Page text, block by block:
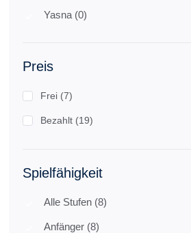
Yasna (0)
Preis
Frei (7)
Bezahlt (19)
Spielfähigkeit
Alle Stufen (8)
Anfänger (8)